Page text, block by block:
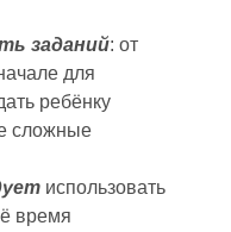
заданий: от
для
ребёнку
сложные
использовать
время